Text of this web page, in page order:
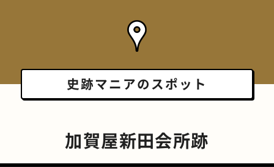
史跡マニアの スポット
加賀屋新田会所跡